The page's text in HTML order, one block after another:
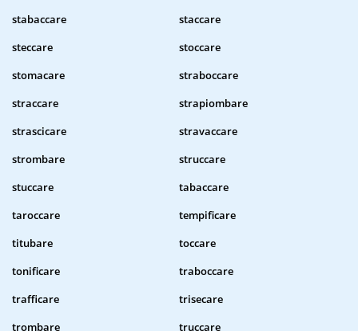
stabaccare
staccare
steccare
stoccare
stomacare
straboccare
straccare
strapiombare
strascicare
stravaccare
strombare
struccare
stuccare
tabaccare
taroccare
tempificare
titubare
toccare
tonificare
traboccare
trafficare
trisecare
trombare
truccare